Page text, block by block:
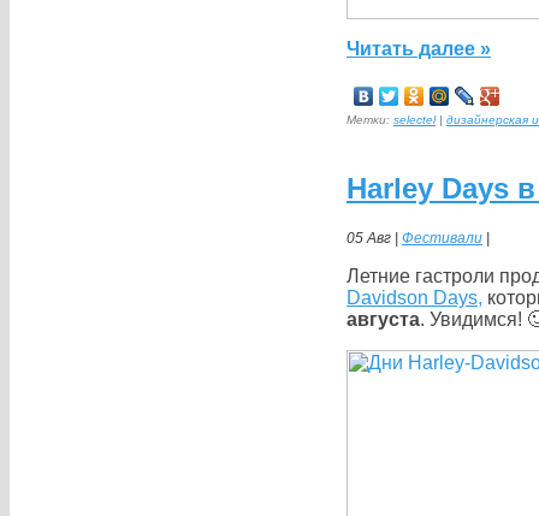
Читать далее »
Метки: selectel| дизайнерская
Harley Days
05 Авг | Фестивали
Летние гастроли
Davidson Days,
августа. Увидимся!